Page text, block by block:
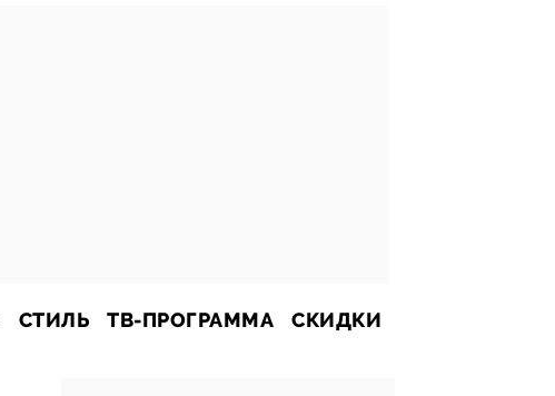
СТИЛЬ ТВ-ПРОГРАММА СКИДКИ